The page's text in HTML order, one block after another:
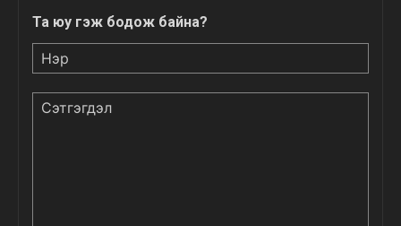
Та юу гэж бодож байна?